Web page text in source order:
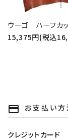
ウーゴ ハーフカ
15,375円(税込
payment お支払い方
クレジットカード